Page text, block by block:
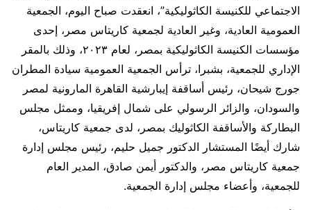
الاجتماعي للكنيسة الكاثوليكية”، انعقدت صباح اليوم، الجمعية
العمومية العادية، وغير العادية لجمعية كاريتاس مصر، إحدى
مؤسسات الكنيسة الكاثوليكية بمصر، لعام ٢٠٢٣، وذلك بالمقر
الإداري للجمعية، بشبرا، ترأس الجمعية العمومية سيادة المطران
جورج شيحان، رئيس أساقفة إيبارشية القاهرة المارونية لمصر
والسودان، والزائر الرسولي على شمال إفريقيا، وممثل مجلس
البطاركة والأساقفة الكاثوليك بمصر، لدى جمعية كاريتاس،
شارك أيضًا المستشار الدكتور جميل حليم، رئيس مجلس إدارة
جمعية كاريتاس مصر، والدكتور أيمن صادق، المدير العام
للجمعية، وأعضاء مجلس إدارة الجمعية.